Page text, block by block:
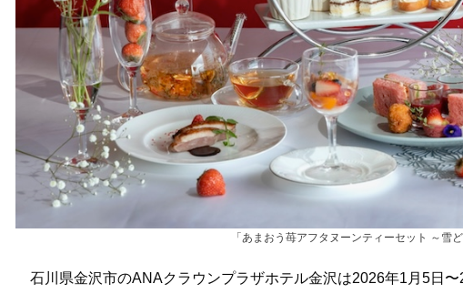
「あまおう苺アフタヌーンティーセット ～雪
石川県金沢市のANAクラウンプラザホテル金沢は2026年1月5日